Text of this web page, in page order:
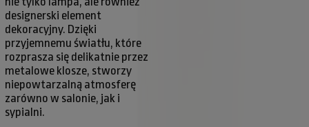
designerski element
dekoracyjny. Dzięki
przyjemnemu światłu, które
rozprasza się delikatnie przez
metalowe klosze, stworzy
niepowtarzalną atmosferę
zarówno w salonie, jak i
sypialni.